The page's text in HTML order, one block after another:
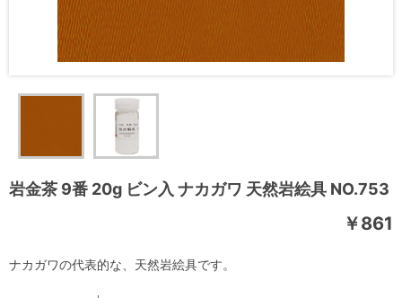
岩金茶 9番 20g ビン入 ナカガワ 天然岩絵具 NO.753
￥861
ナカガワの代表的な、天然岩絵具です。